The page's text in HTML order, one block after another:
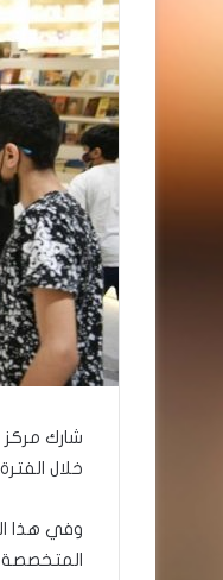
شارك مركز
خلال الفترة من 30 سبتمبر إلى 10 أكتوبر 2021، وذلك بمقر
وفي هذا
المتخصصة